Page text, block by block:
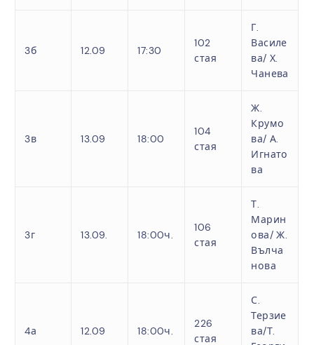
3б 12.09 17:30
102
стая
Г.
Василе
ва/ Х.
Чанева
3в 13.09 18:00
104
стая
Ж.
Крумо
ва/ А.
Игнато
ва
3г 13.09. 18:00ч.
106
стая
Т.
Марин
ова/ Ж.
Вълча
нова
4а 12.09 18:00ч.
226
стая
С.
Терзие
ва/Т.